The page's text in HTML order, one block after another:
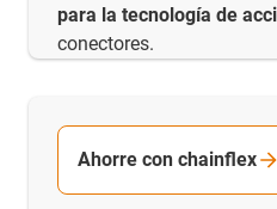
para la tecnología de
conectores.
Ahorre con chainflex